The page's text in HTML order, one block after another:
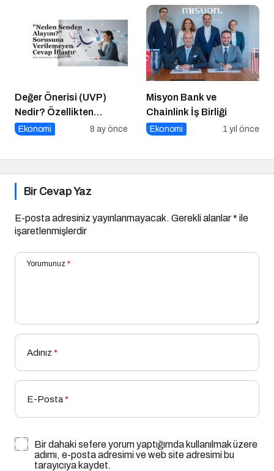
Değer Önerisi (UVP)
Nedir? Özellikten
Faydaya Geçiş
Ekonomi 8 ay önce
Misyon Bank ve
Chainlink İş Birliği
Ekonomi 1 yıl önce
Bir Cevap Yaz
E-posta adresiniz yayınlanmayacak. Gerekli alanlar* ile
işaretlenmişlerdir
Yorumunuz *
Adınız *
E-Posta*
Bir dahaki sefere yorum yaptığımda kullanılmak üzere
adımı, e-posta adresimi ve web site adresimi bu
tarayıcıya kaydet.